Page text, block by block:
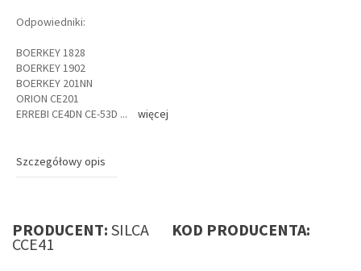
Odpowiedniki:
BOERKEY 1828
BOERKEY 1902
BOERKEY 201NN
ORION CE201
ERREBI CE4DN CE-53D ... więcej
Szczegółowy opis
PRODUCENT: SILCA KOD PRODUCENTA:
CCE41